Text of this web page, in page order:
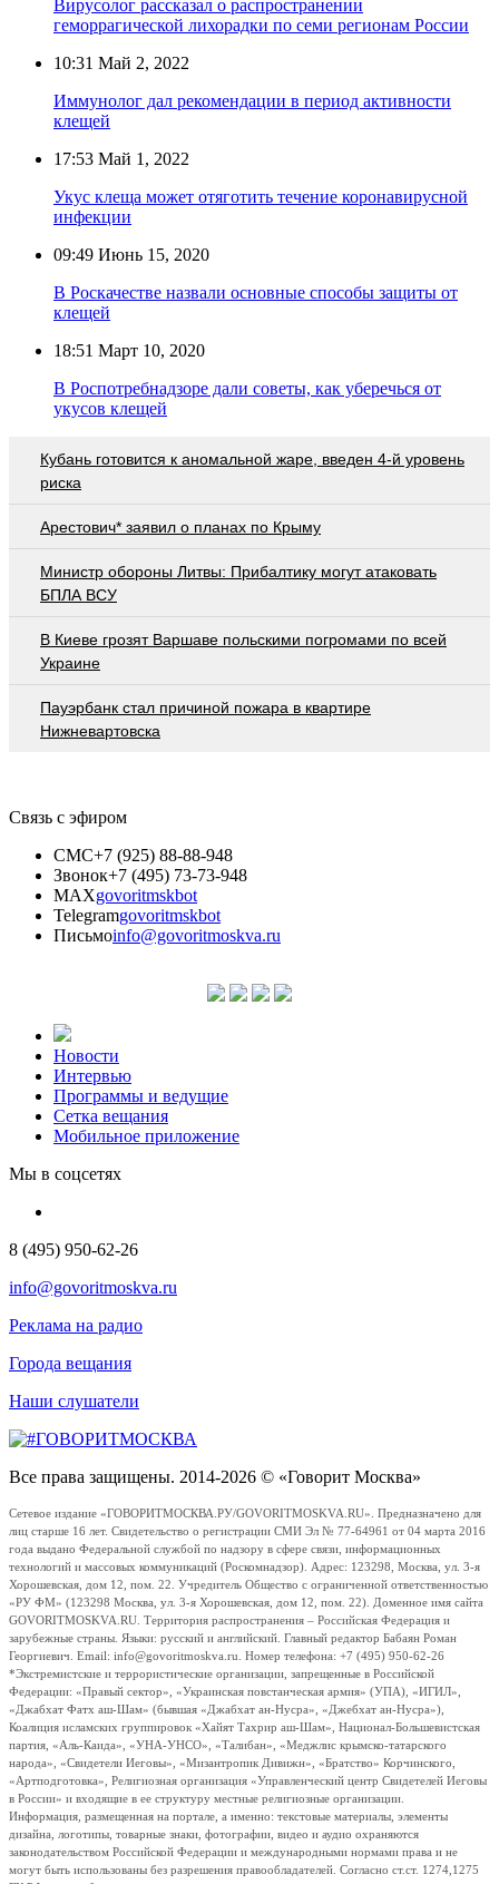
Вирусолог рассказал о распространении
геморрагической лихорадки по семи регионам России
10:31 Май 2, 2022
Иммунолог дал рекомендации в период активности
клещей
17:53 Май 1, 2022
Укус клеща может отяготить течение коронавирусной
инфекции
09:49 Июнь 15, 2020
В Роскачестве назвали основные способы защиты от
клещей
18:51 Март 10, 2020
В Роспотребнадзоре дали советы, как уберечься от
укусов клещей
Кубань готовится к аномальной жаре, введен 4-й уровень
риска
Арестович* заявил о планах по Крыму
Министр обороны Литвы: Прибалтику могут атаковать
БПЛА ВСУ
В Киеве грозят Варшаве польскими погромами по всей
Украине
Пауэрбанк стал причиной пожара в квартире
Нижневартовска
Связь с эфиром
СМС+7 (925) 88-88-948
Звонок+7 (495) 73-73-948
MAXgovoritmskbot
Telegramgovoritmskbot
Письмоinfo@govoritmoskva.ru
Новости
Интервью
Программы и ведущие
Сетка вещания
Мобильное приложение
Мы в соцсетях
8 (495) 950-62-26
info@govoritmoskva.ru
Реклама на радио
Города вещания
Наши слушатели
Все права защищены. 2014-2026 © «Говорит Москва»
Сетевое издание «ГОВОРИТМОСКВА.РУ/GOVORITMOSKVA.RU». Предназначено для
лиц старше 16 лет. Свидетельство о регистрации СМИ Эл № 77-64961 от 04 марта 2016
года выдано Федеральной службой по надзору в сфере связи, информационных
технологий и массовых коммуникаций (Роскомнадзор). Адрес: 123298, Москва, ул. 3-я
Хорошевская, дом 12, пом. 22. Учредитель Общество с ограниченной ответственностью
«РУ ФМ» (123298 Москва, ул. 3-я Хорошевская, дом 12, пом. 22). Доменное имя сайта
GOVORITMOSKVA.RU. Территория распространения – Российская Федерация и
зарубежные страны. Языки: русский и английский. Главный редактор Бабаян Роман
Георгиевич. Email: info@govoritmoskva.ru. Номер телефона: +7 (495) 950-62-26
*Экстремистские и террористические организации, запрещенные в Российской
Федерации: «Правый сектор», «Украинская повстанческая армия» (УПА), «ИГИЛ»,
«Джабхат Фатх аш-Шам» (бывшая «Джабхат ан-Нусра», «Джебхат ан-Нусра»),
Коалиция исламских группировок «Хайят Тахрир аш-Шам», Национал-Большевистская
партия, «Аль-Каида», «УНА-УНСО», «Талибан», «Меджлис крымско-татарского
народа», «Свидетели Иеговы», «Мизантропик Дивижн», «Братство» Корчинского,
«Артподготовка», Религиозная организация «Управленческий центр Свидетелей Иеговы
в России» и входящие в ее структуру местные религиозные организации.
Информация, размещенная на портале, а именно: текстовые материалы, элементы
дизайна, логотипы, товарные знаки, фотографии, видео и аудио охраняются
законодательством Российской Федерации и международными нормами права и не
могут быть использованы без разрешения правообладателей. Согласно ст.ст. 1274,1275